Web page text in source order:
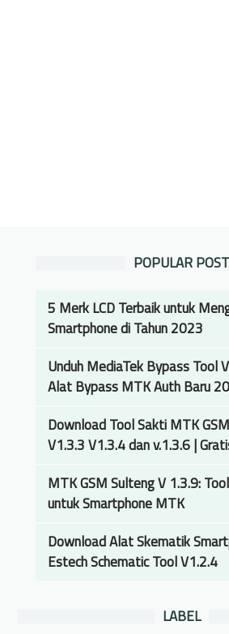
POPULAR POST
5 Merk LCD Terbaik untuk
Smartphone di Tahun 2023
Unduh MediaTek Bypass Tool
Alat Bypass MTK Auth Baru
Download Tool Sakti MTK
V1.3.3 V1.3.4 dan v.1.3.6 |
MTK GSM Sulteng V 1.3.9:
untuk Smartphone MTK
Download Alat Skematik
Estech Schematic Tool V1.2.4
LABEL